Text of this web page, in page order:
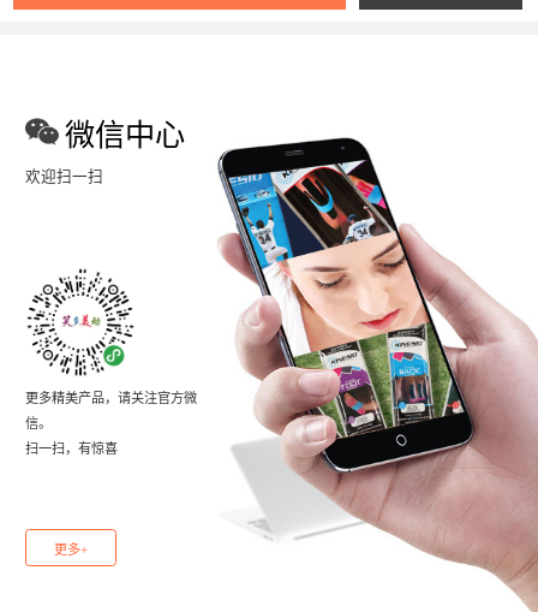
微信中心
欢迎扫一扫
更多精美产品，请关注官方微
信。
扫一扫，有惊喜
更多+